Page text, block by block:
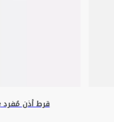
قرط أذن مُفرد Mimirose